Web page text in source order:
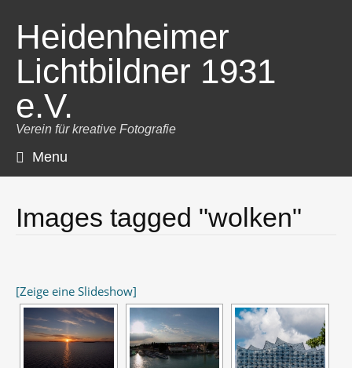
Heidenheimer
Lichtbildner 1931
e.V.
Verein für kreative Fotografie
Menu
Images tagged "wolken"
[Zeige eine Slideshow]